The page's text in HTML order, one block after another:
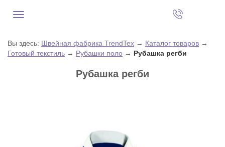
Вы здесь: Швейная фабрика TrendTex → Каталог товаров →
Готовый текстиль → Рубашки поло → Рубашка регби
Рубашка регби